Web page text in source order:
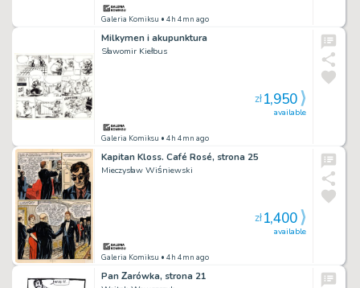
Galeria Komiksu • 4h 4mn ago
Milkymen i akupunktura
Sławomir Kiełbus
Galeria Komiksu • 4h 4mn ago
available
zł1,950
Kapitan Kloss. Café Rosé, strona 25
Mieczysław Wiśniewski
Galeria Komiksu • 4h 4mn ago
available
zł1,400
Pan Żarówka, strona 21